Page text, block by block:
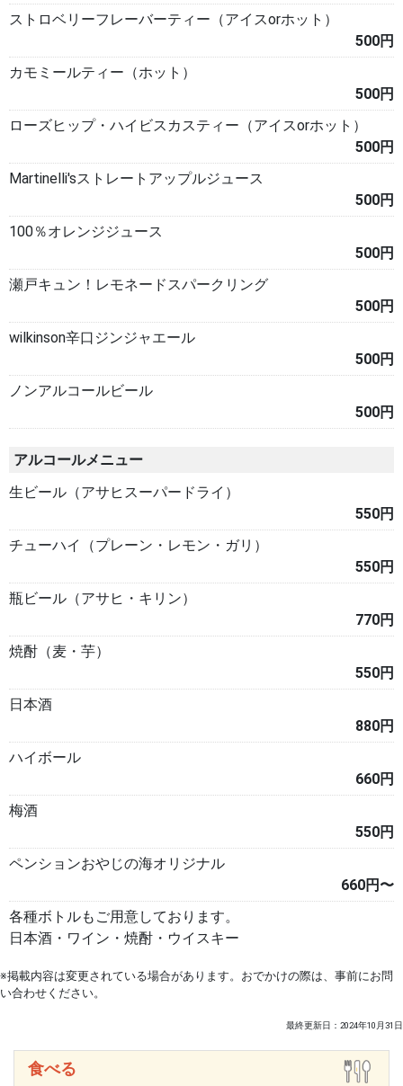
ストロベリーフレーバーティー（アイスorホット）
500円
カモミールティー（ホット）
500円
ローズヒップ・ハイビスカスティー（アイスorホット）
500円
Martinelli'sストレートアップルジュース
500円
100％オレンジジュース
500円
瀬戸キュン！レモネードスパークリング
500円
wilkinson辛口ジンジャエール
500円
ノンアルコールビール
500円
アルコールメニュー
生ビール（アサヒスーパードライ）
550円
チューハイ（プレーン・レモン・ガリ）
550円
瓶ビール（アサヒ・キリン）
770円
焼酎（麦・芋）
550円
日本酒
880円
ハイボール
660円
梅酒
550円
ペンションおやじの海オリジナル
660円〜
各種ボトルもご用意しております。
日本酒・ワイン・焼酎・ウイスキー
※掲載内容は変更されている場合があります。おでかけの際は、事前にお問
い合わせください。
最終更新日：2024年10月31日
食べる